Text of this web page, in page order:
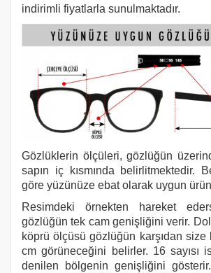
indirimli fiyatlarla sunulmaktadır.
Gözlüklerin ölçüleri, gözlüğün
sapın iç kısmında belirlitmektedir.
göre yüzünüze ebat olarak uygun
Resimdeki örnekten hareket
gözlüğün tek cam genişliğini verir.
köprü ölçüsü gözlüğün karşıdan size
cm görüneceğini belirler. 16 sayısı
denilen bölgenin genişliğini